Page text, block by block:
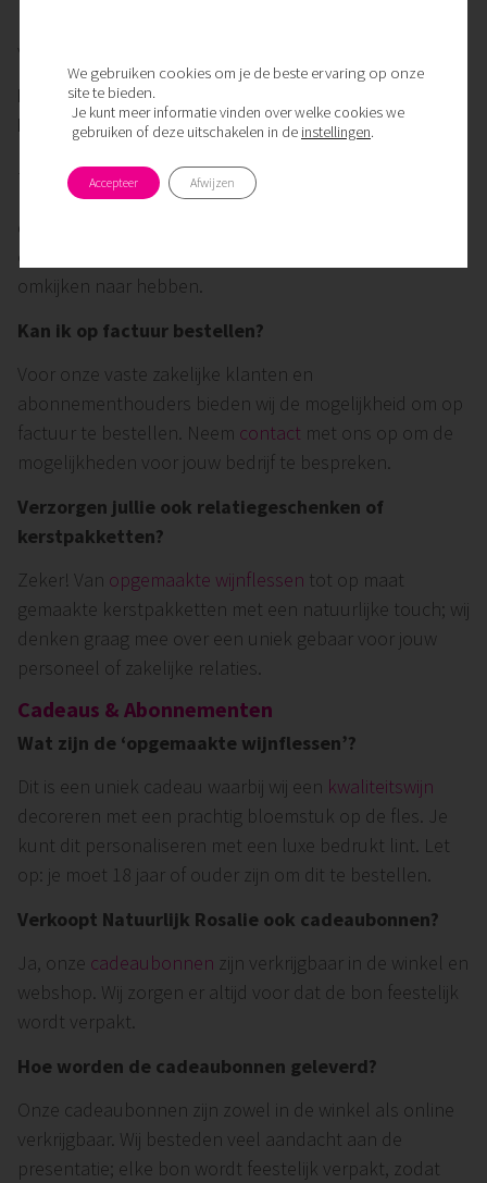
voor showrooms.
Bieden jullie bloemenabonnementen voor
kantoren aan?
Ja, wij werken met een handig vaaswissel-systeem. Wij
leveren een vers boeket in een schone vaas en nemen
de oude vaas direct weer mee. Zo heeft je entree altijd
een frisse uitstraling zonder dat je medewerkers er
omkijken naar hebben.
Kan ik op factuur bestellen?
Voor onze vaste zakelijke klanten en
abonnementhouders bieden wij de mogelijkheid om op
factuur te bestellen. Neem contact met ons op om de
mogelijkheden voor jouw bedrijf te bespreken.
Verzorgen jullie ook relatiegeschenken of
kerstpakketten?
Zeker! Van opgemaakte wijnflessen tot op maat
gemaakte kerstpakketten met een natuurlijke touch; wij
denken graag mee over een uniek gebaar voor jouw
personeel of zakelijke relaties.
Cadeaus & Abonnementen
Wat zijn de ‘opgemaakte wijnflessen’?
Dit is een uniek cadeau waarbij wij een kwaliteitswijn
decoreren met een prachtig bloemstuk op de fles. Je
kunt dit personaliseren met een luxe bedrukt lint. Let
op: je moet 18 jaar of ouder zijn om dit te bestellen.
Verkoopt Natuurlijk Rosalie ook cadeaubonnen?
Ja, onze cadeaubonnen zijn verkrijgbaar in de winkel en
webshop. Wij zorgen er altijd voor dat de bon feestelijk
wordt verpakt.
Hoe worden de cadeaubonnen geleverd?
Onze cadeaubonnen zijn zowel in de winkel als online
verkrijgbaar. Wij besteden veel aandacht aan de
presentatie; elke bon wordt feestelijk verpakt, zodat
We gebruiken cookies om je de beste ervaring op onze
site te bieden.
Je kunt meer informatie vinden over welke cookies we
gebruiken of deze uitschakelen in de instellingen.
Accepteer Afwijzen